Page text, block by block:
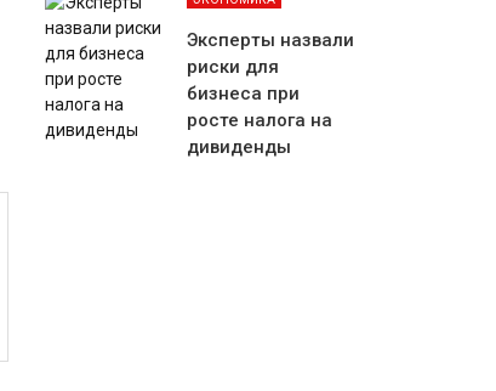
Эксперты назвали
риски для
бизнеса при
росте налога на
дивиденды